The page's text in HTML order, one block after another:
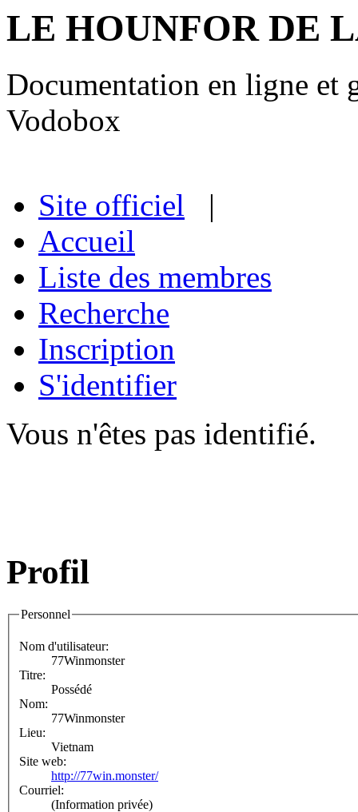
LE HOUNFOR DE
Documentation en ligne et
Vodobox
Site officiel |
Accueil
Liste des membres
Recherche
Inscription
S'identifier
Vous n'êtes pas identifié.
Profil
Personnel
Nom d'utilisateur:
77Winmonster
Titre:
Possédé
Nom:
77Winmonster
Lieu:
Vietnam
Site web:
http://77win.monster/
Courriel:
(Information privée)